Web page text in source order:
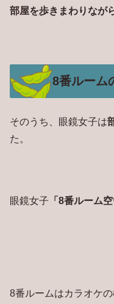
部屋を歩きまわりなが
8番ルーム
そのうち、眼鏡女子は
た。
眼鏡女子 「8番ルーム
8番ルームはカラオケ